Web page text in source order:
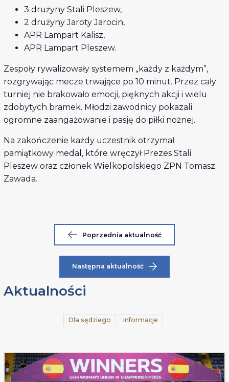
3 drużyny Stali Pleszew,
2 drużyny Jaroty Jarocin,
APR Lampart Kalisz,
APR Lampart Pleszew.
Zespoły rywalizowały systemem „każdy z każdym”,
rozgrywając mecze trwające po 10 minut. Przez cały
turniej nie brakowało emocji, pięknych akcji i wielu
zdobytych bramek. Młodzi zawodnicy pokazali
ogromne zaangażowanie i pasję do piłki nożnej.
Na zakończenie każdy uczestnik otrzymał
pamiątkowy medal, które wręczył Prezes Stali
Pleszew oraz członek Wielkopolskiego ZPN Tomasz
Zawada.
Poprzednia aktualność
Następna aktualność
Aktualności
Dla sędziego Informacje